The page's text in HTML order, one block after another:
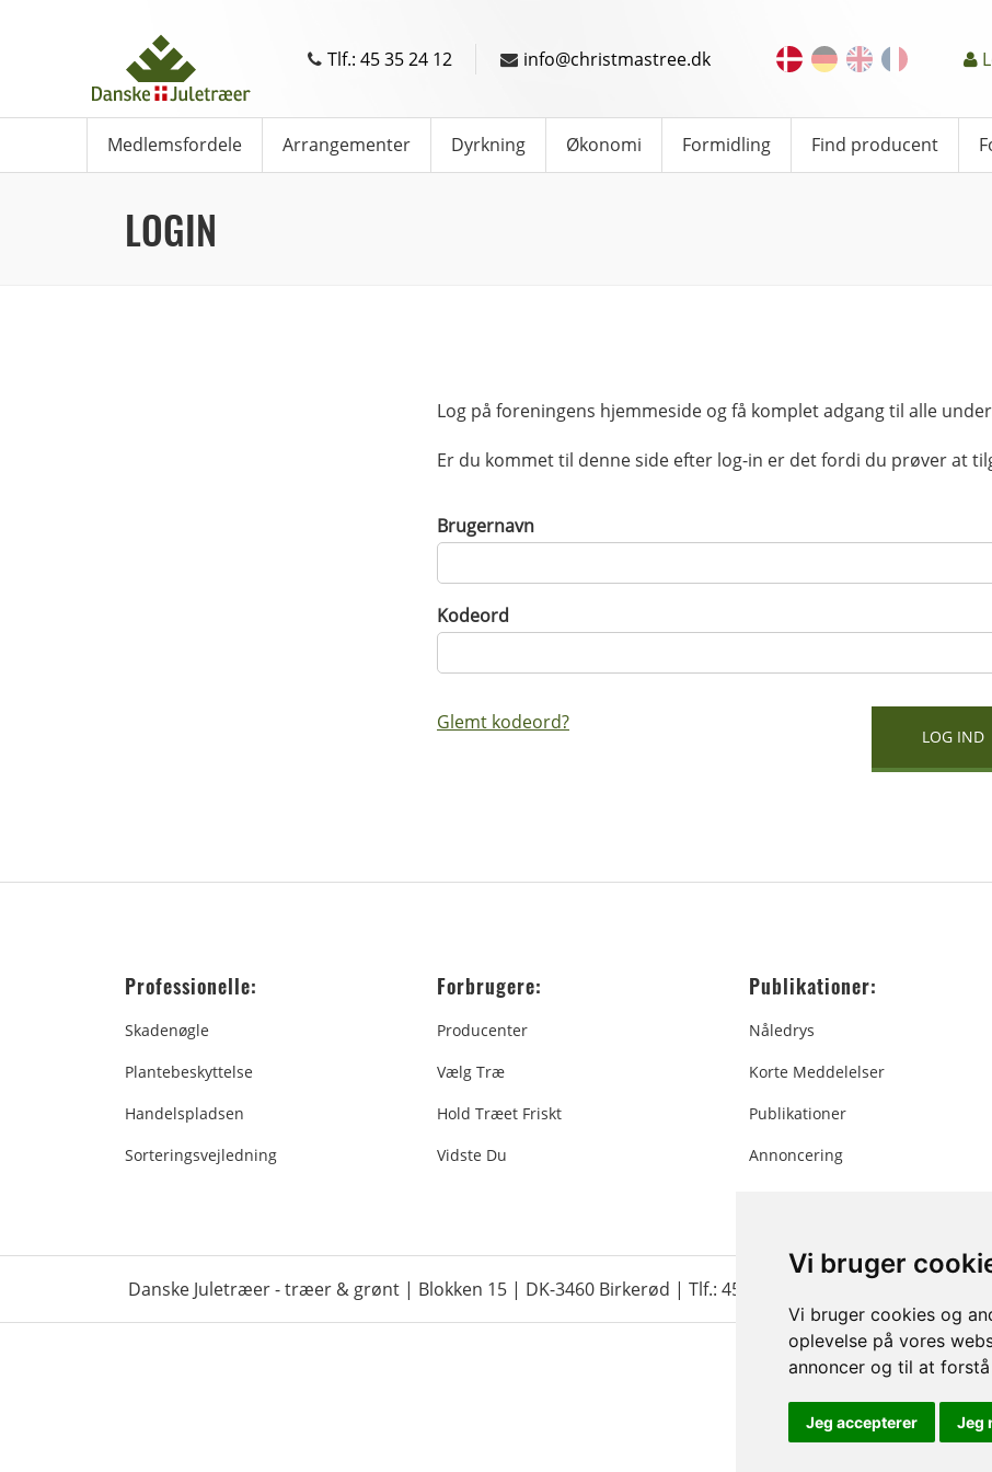
Vi bruger
Vi bruger cookies og
oplevelse på vores
annoncer og til at
Jeg accepterer Jeg
Tlf.: 45 35 24 12 info@christmastree.dk
Medlemsfordele Arrangementer Dyrkning Økonomi Formidling Find producent
LOGIN
Log på foreningens hjemmeside og få komplet adgang til alle
Er du kommet til denne side efter log-in er det fordi du prøver at
Brugernavn
Kodeord
Glemt kodeord?
Professionelle:
Skadenøgle
Plantebeskyttelse
Handelspladsen
Sorteringsvejledning
Forbrugere:
Producenter
Vælg Træ
Hold Træet Friskt
Vidste Du
Publikationer:
Nåledrys
Korte Meddelelser
Publikationer
Annoncering
Danske Juletræer - træer & grønt | Blokken 15 | DK-3460 Birkerød | Tlf.: 45 35 24 12